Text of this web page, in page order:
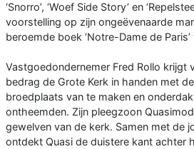
‘Snorro’, ‘Woef Side Story’ en
voorstelling op zijn ongeëvenaarde
beroemde boek ‘Notre-Dame de
Vastgoedondernemer Fred Rollo krijgt
bedrag de Grote Kerk in handen met
broedplaats van te maken en
ontheemden. Zijn pleegzoon
gewelven van de kerk. Samen met de
ontdekt Quasi de duistere kant achter